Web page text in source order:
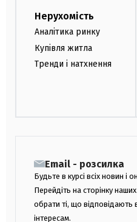
Нерухомість
Аналітика ринку
Купівля житла
Тренди і натхнення
Email - розсилка
Будьте в курсі всіх новин і
Перейдіть на сторінку
обрати ті, що відповідають
інтересам.